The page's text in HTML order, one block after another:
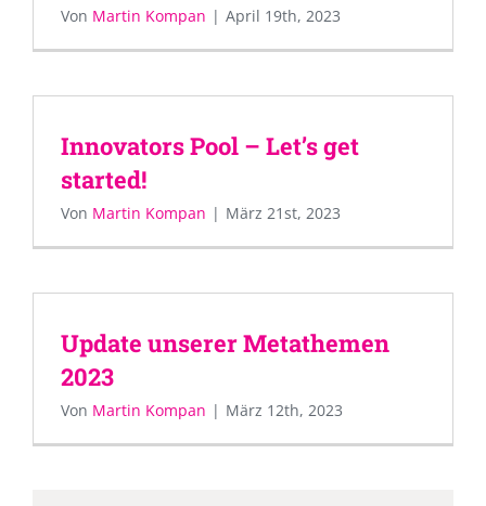
Von Martin Kompan | April 19th, 2023
Innovators Pool – Let’s get
started!
Von Martin Kompan | März 21st, 2023
Update unserer Metathemen
2023
Von Martin Kompan | März 12th, 2023